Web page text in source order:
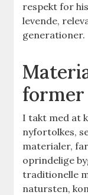
respekt for
levende,
generationer.
I takt med at
nyfortolkes,
materialer,
oprindelige
traditionelle
natursten,